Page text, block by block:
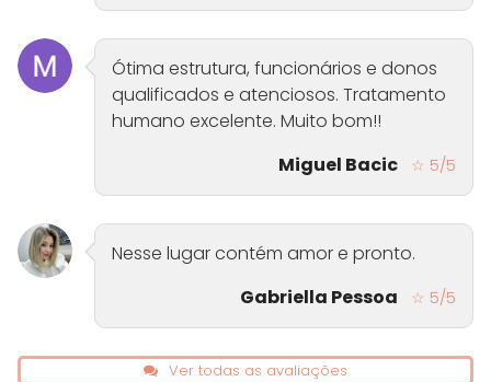
Ótima estrutura, funcionários e donos
qualificados e atenciosos. Tratamento
humano excelente. Muito bom!!
Miguel Bacic
☆ 5/5
Nesse lugar contém amor e pronto.
Gabriella Pessoa
☆ 5/5
Ver todas as avaliações